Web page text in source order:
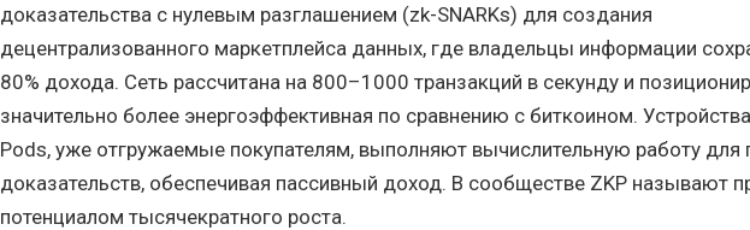
доказательства с нулевым разглашением (zk-SNARKs) для создания
децентрализованного маркетплейса данных, где владельцы информации
80% дохода. Сеть рассчитана на 800–1000 транзакций в секунду и
значительно более энергоэффективная по сравнению с биткоином.
Pods, уже отгружаемые покупателям, выполняют вычислительную работу для
доказательств, обеспечивая пассивный доход. В сообществе ZKP называют
потенциалом тысячекратного роста.